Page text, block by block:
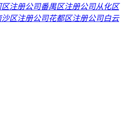
注册公司番禺区注册公司从化区
沙区注册公司花都区注册公司白云